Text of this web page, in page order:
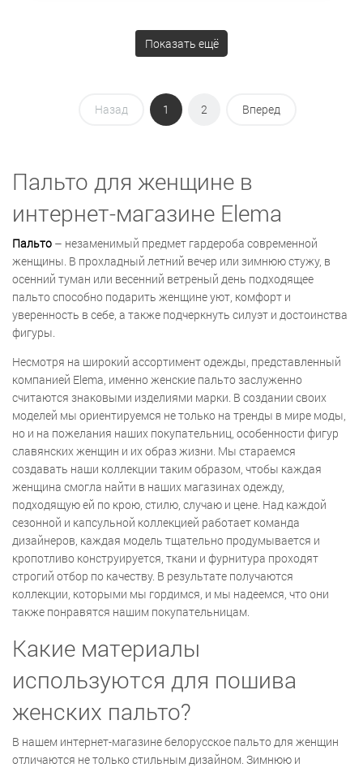
Показать ещё
Назад 1 2 Вперед
Пальто для женщине в
интернет-магазине Elema
Пальто – незаменимый предмет гардероба современной
женщины. В прохладный летний вечер или зимнюю стужу, в
осенний туман или весенний ветреный день подходящее
пальто способно подарить женщине уют, комфорт и
уверенность в себе, а также подчеркнуть силуэт и достоинства
фигуры.
Несмотря на широкий ассортимент одежды, представленный
компанией Elema, именно женские пальто заслуженно
считаются знаковыми изделиями марки. В создании своих
моделей мы ориентируемся не только на тренды в мире моды,
но и на пожелания наших покупательниц, особенности фигур
славянских женщин и их образ жизни. Мы стараемся
создавать наши коллекции таким образом, чтобы каждая
женщина смогла найти в наших магазинах одежду,
подходящую ей по крою, стилю, случаю и цене. Над каждой
сезонной и капсульной коллекцией работает команда
дизайнеров, каждая модель тщательно продумывается и
кропотливо конструируется, ткани и фурнитура проходят
строгий отбор по качеству. В результате получаются
коллекции, которыми мы гордимся, и мы надеемся, что они
также понравятся нашим покупательницам.
Какие материалы
используются для пошива
женских пальто?
В нашем интернет-магазине белорусское пальто для женщин
отличаются не только стильным дизайном. Зимнюю и